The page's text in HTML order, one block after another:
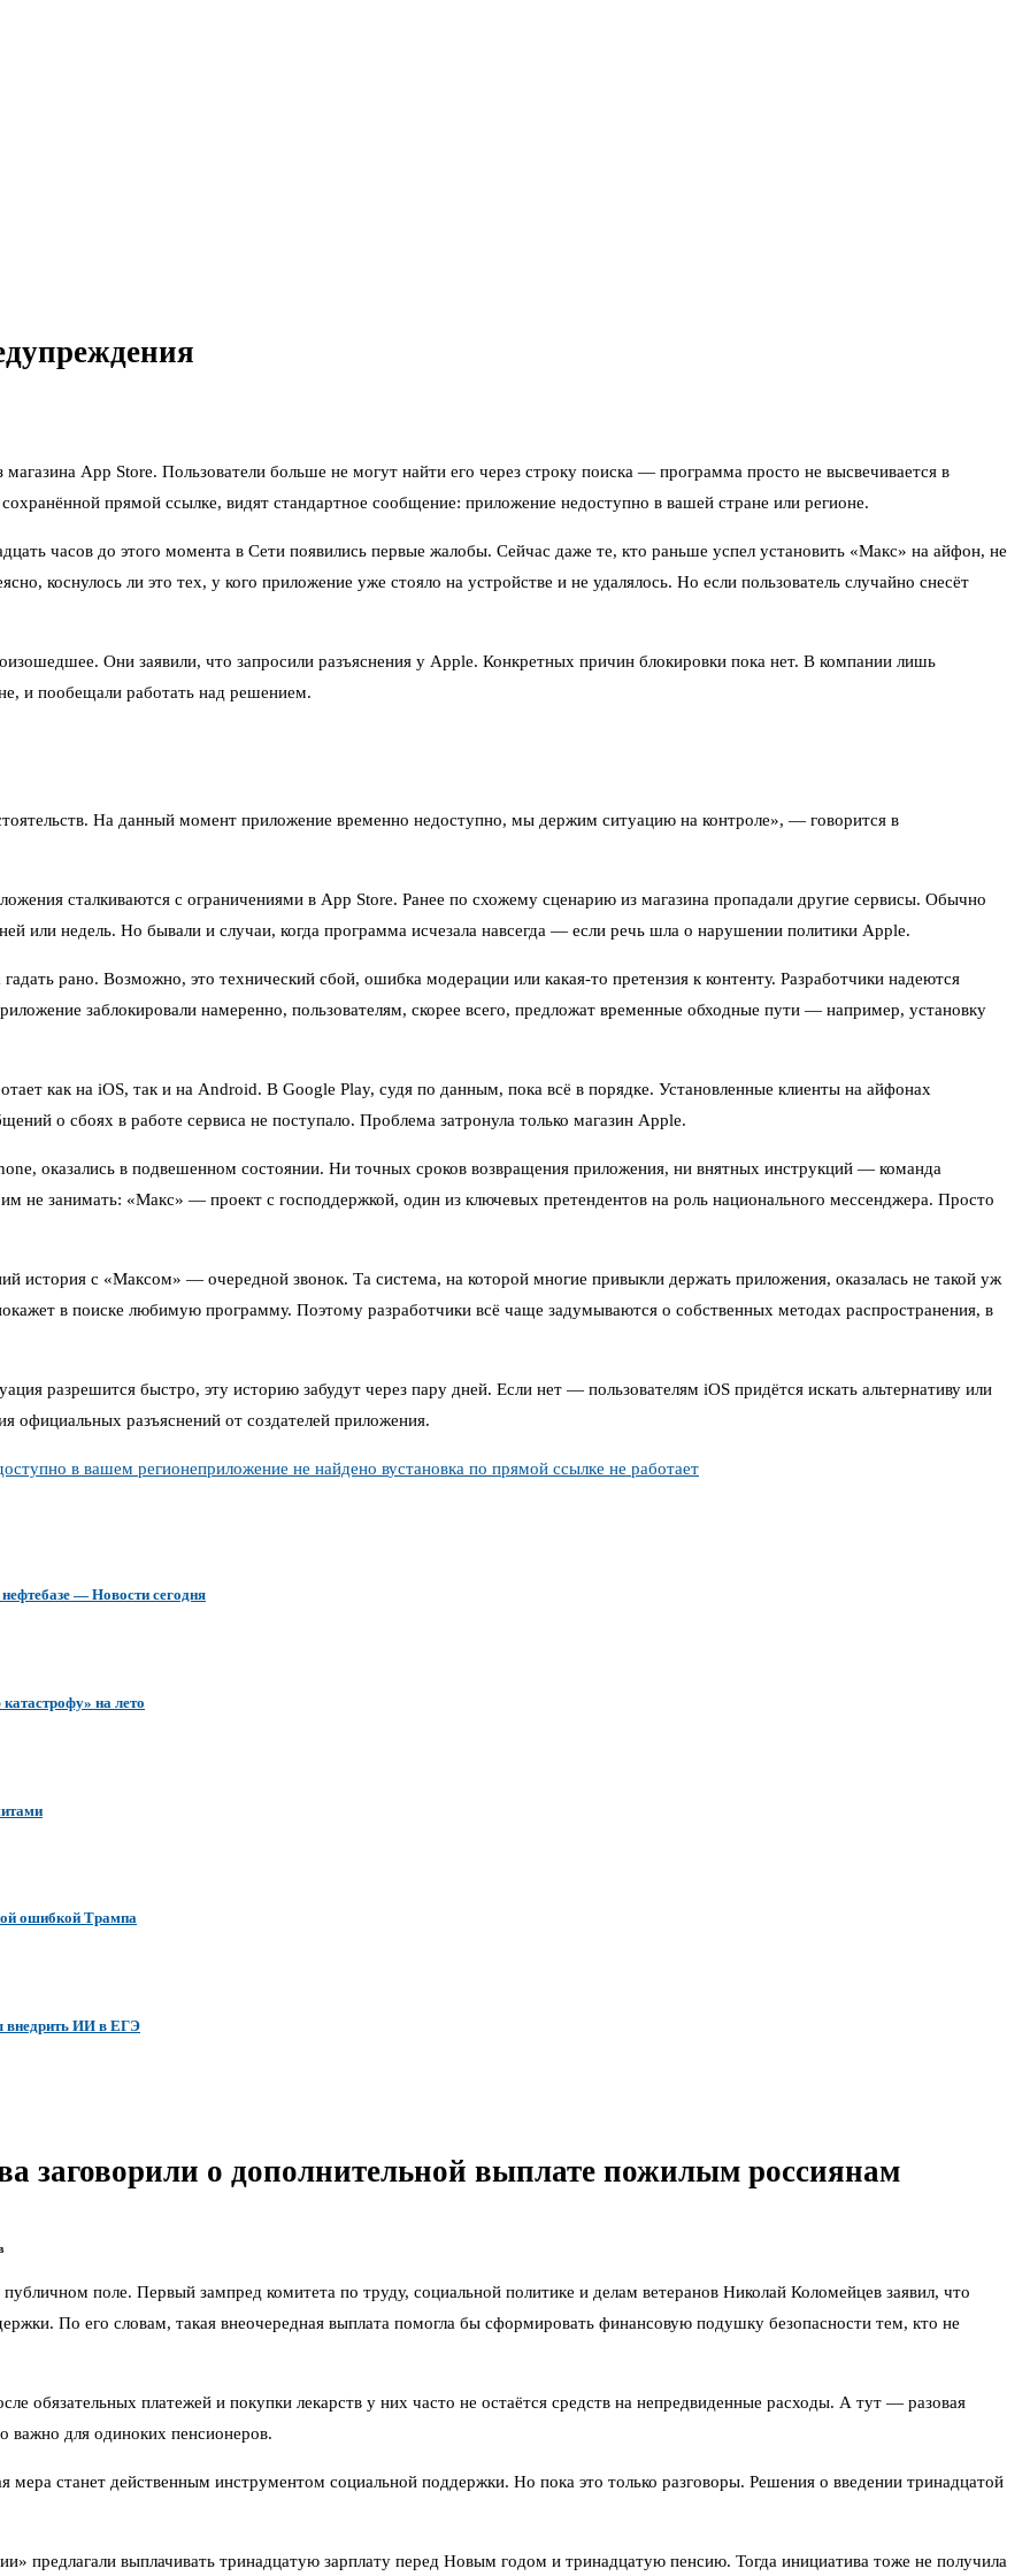
App Store. Пользователи больше не могут найти его через строку поиска — программа просто не высвечивается в
прямой ссылке, видят стандартное сообщение: приложение недоступно в вашей стране или регионе.
часов до этого момента в Сети появились первые жалобы. Сейчас даже те, кто раньше успел установить «Макс» на айфон, не
коснулось ли это тех, у кого приложение уже стояло на устройстве и не удалялось. Но если пользователь случайно снесёт
Они заявили, что запросили разъяснения у Apple. Конкретных причин блокировки пока нет. В компании лишь
и пообещали работать над решением.
На данный момент приложение временно недоступно, мы держим ситуацию на контроле», — говорится в
сталкиваются с ограничениями в App Store. Ранее по схожему сценарию из магазина пропадали другие сервисы. Обычно
или недель. Но бывали и случаи, когда программа исчезала навсегда — если речь шла о нарушении политики Apple.
рано. Возможно, это технический сбой, ошибка модерации или какая-то претензия к контенту. Разработчики надеются
заблокировали намеренно, пользователям, скорее всего, предложат временные обходные пути — например, установку
как на iOS, так и на Android. В Google Play, судя по данным, пока всё в порядке. Установленные клиенты на айфонах
о сбоях в работе сервиса не поступало. Проблема затронула только магазин Apple.
оказались в подвешенном состоянии. Ни точных сроков возвращения приложения, ни внятных инструкций — команда
не занимать: «Макс» — проект с господдержкой, один из ключевых претендентов на роль национального мессенджера. Просто
история с «Максом» — очередной звонок. Та система, на которой многие привыкли держать приложения, оказалась не такой уж
в поиске любимую программу. Поэтому разработчики всё чаще задумываются о собственных методах распространения, в
разрешится быстро, эту историю забудут через пару дней. Если нет — пользователям iOS придётся искать альтернативу или
разъяснений от создателей приложения.
в вашем регионеприложение не найдено вустановка по прямой ссылке не работает
— Новости сегодня
на лето
ошибкой Трампа
внедрить ИИ в ЕГЭ
заговорили о дополнительной выплате пожилым россиянам
поле. Первый зампред комитета по труду, социальной политике и делам ветеранов Николай Коломейцев заявил, что
По его словам, такая внеочередная выплата помогла бы сформировать финансовую подушку безопасности тем, кто не
обязательных платежей и покупки лекарств у них часто не остаётся средств на непредвиденные расходы. А тут — разовая
важно для одиноких пенсионеров.
станет действенным инструментом социальной поддержки. Но пока это только разговоры. Решения о введении тринадцатой
предлагали выплачивать тринадцатую зарплату перед Новым годом и тринадцатую пенсию. Тогда инициатива тоже не получила